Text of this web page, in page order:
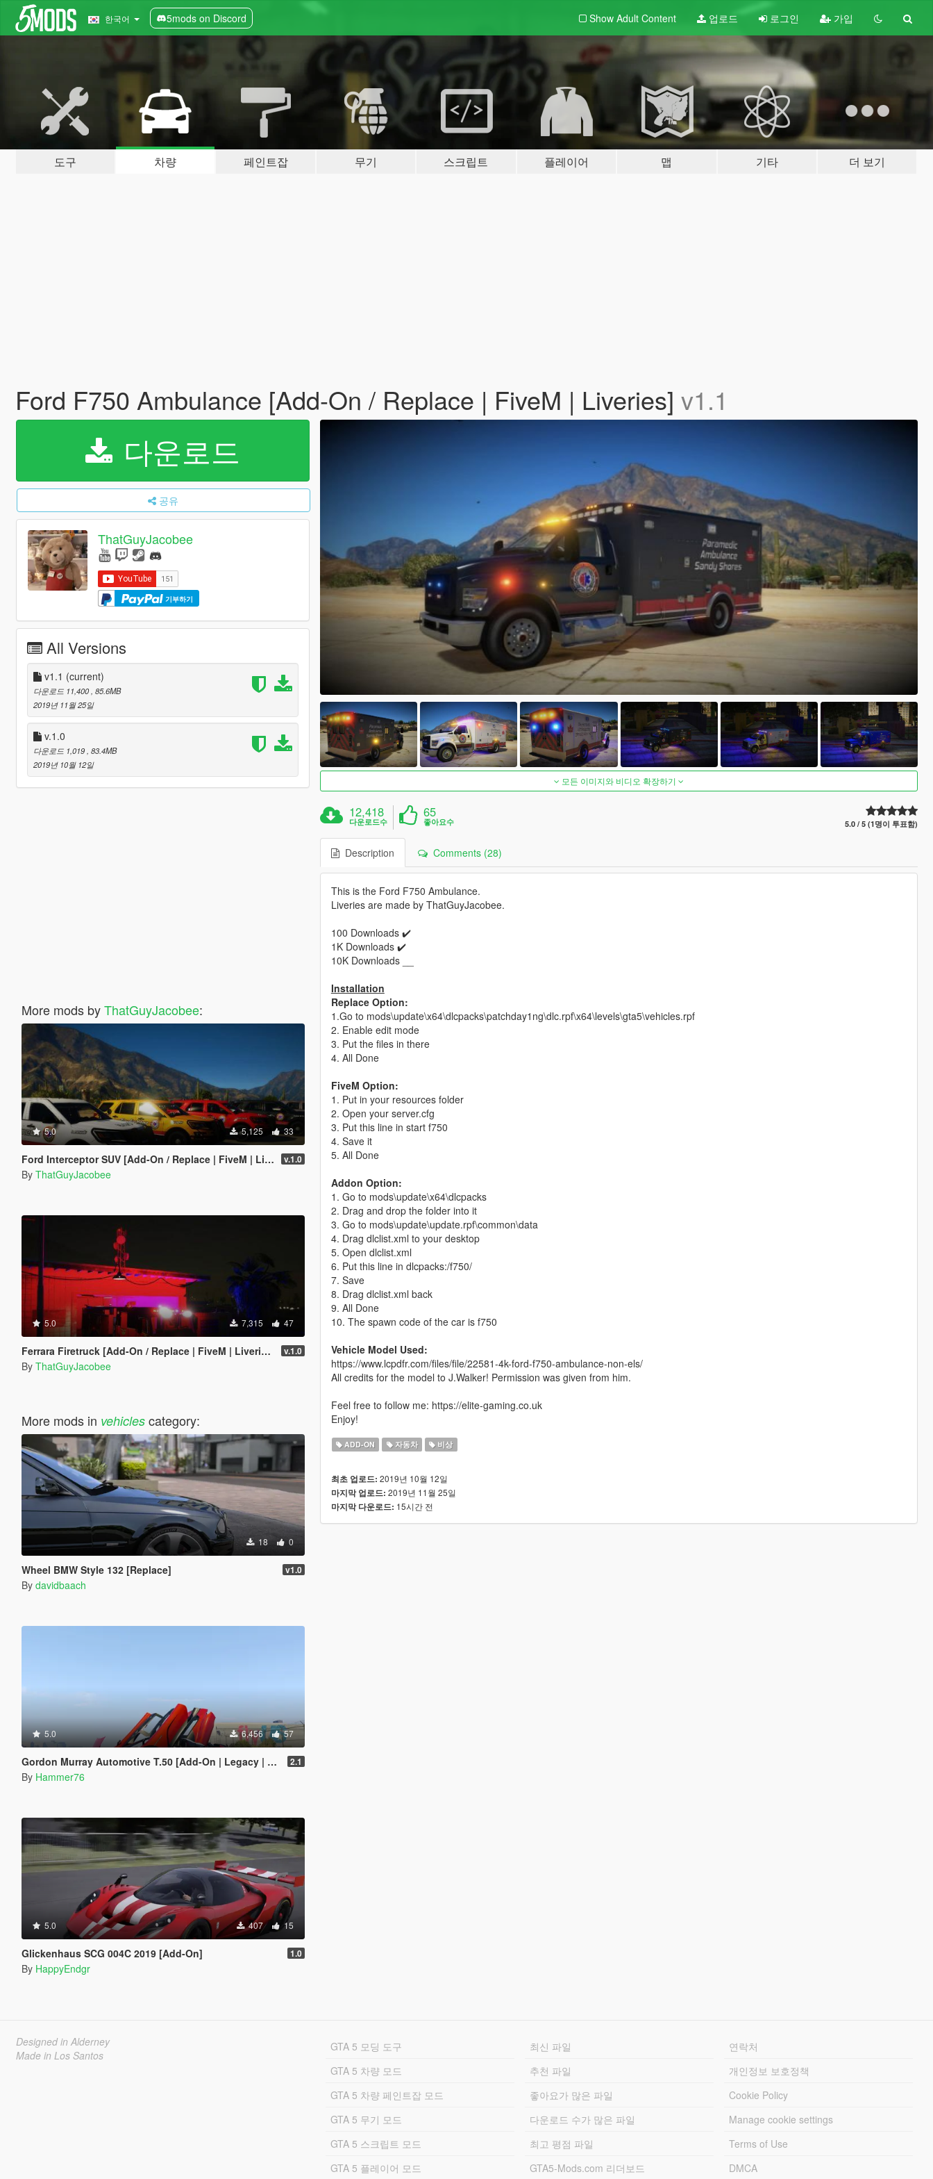
한국어 5mods on Discord Show Adult Content 업로드 로그인 가입
도구 차량 페인트잡 무기 스크립트 플레이어 맵 기타 더 보기
Ford F750 Ambulance [Add-On / Replace | FiveM | Liveries] v1.1
다운로드
공유
ThatGuyJacobee
기부하기
All Versions
v1.1 (current)
다운로드 11,400 , 85.6MB
2019년 11월 25일
v.1.0
다운로드 1,019 , 83.4MB
2019년 10월 12일
More mods byThatGuyJacobee:
5.0 5,125 33
Ford Interceptor SUV [Add-On / Replace | FiveM | Liveries] v.1.0
By ThatGuyJacobee
5.0 7,315 47
Ferrara Firetruck [Add-On / Replace | FiveM | Liveries] v.1.0
By ThatGuyJacobee
More mods in vehiclescategory:
18 0
Wheel BMW Style 132 [Replace] v1.0
By davidbaach
5.0 6,456 57
Gordon Murray Automotive T.50 [Add-On | Legacy | Enhanced] 2.1
By Hammer76
5.0 407 15
Glickenhaus SCG 004C 2019 [Add-On] 1.0
By HappyEndgr
모든 이미지와 비디오 확장하기
12,418
다운로드수
65
좋아요수 5.0 / 5 (1명이 투표함)
Description Comments (28)
This is the Ford F750 Ambulance.
Liveries are made by ThatGuyJacobee.
100 Downloads ✔️
1K Downloads ✔️
10K Downloads __
Installation
Replace Option:
1.Go to mods\update\x64\dlcpacks\patchday1ng\dlc.rpf\x64\levels\gta5\vehicles.rpf
2. Enable edit mode
3. Put the files in there
4. All Done
FiveM Option:
1. Put in your resources folder
2. Open your server.cfg
3. Put this line in start f750
4. Save it
5. All Done
Addon Option:
1. Go to mods\update\x64\dlcpacks
2. Drag and drop the folder into it
3. Go to mods\update\update.rpf\common\data
4. Drag dlclist.xml to your desktop
5. Open dlclist.xml
6. Put this line in dlcpacks:/f750/
7. Save
8. Drag dlclist.xml back
9. All Done
10. The spawn code of the car is f750
Vehicle Model Used:
https://www.lcpdfr.com/files/file/22581-4k-ford-f750-ambulance-non-els/
All credits for the model to J.Walker! Permission was given from him.
Feel free to follow me: https://elite-gaming.co.uk
Enjoy!
ADD-ON 자동차 비상
최초 업로드: 2019년 10월 12일
마지막 업로드: 2019년 11월 25일
마지막 다운로드: 15시간 전
Designed in Alderney
Made in Los Santos
GTA 5 모딩 도구
GTA 5 차량 모드
GTA 5 차량 페인트잡 모드
GTA 5 무기 모드
GTA 5 스크립트 모드
GTA 5 플레이어 모드
최신 파일
추천 파일
좋아요가 많은 파일
다운로드 수가 많은 파일
최고 평점 파일
GTA5-Mods.com 리더보드
연락처
개인정보 보호정책
Cookie Policy
Manage cookie settings
Terms of Use
DMCA